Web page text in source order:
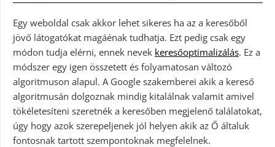
Egy weboldal csak akkor lehet sikeres ha az a keresőből
jövő látogatókat magáénak tudhatja. Ezt pedig csak egy
módon tudja elérni, ennek nevek keresőoptimalizálás. Ez a
módszer egy igen összetett és folyamatosan változó
algoritmuson alapul. A Google szakemberei akik a kereső
algoritmusán dolgoznak mindig kitalálnak valamit amivel
tökéletesíteni szeretnék a keresőben megjelenő találatokat,
úgy hogy azok szerepeljenek jól helyen akik az Ő általuk
fontosnak tartott szempontoknak megfelelnek.